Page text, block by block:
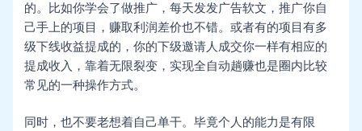
的。比如你学会了做推广，每天发发广告软文，推广你自
己手上的项目，赚取利润差价也不错。或者有的项目有多
级下线收益提成的，你的下级邀请人成交你一样有相应的
提成收入，靠着无限裂变，实现全自动趟赚也是圈内比较
常见的一种操作方式。
同时，也不要老想着自己单干。毕竟个人的能力是有限